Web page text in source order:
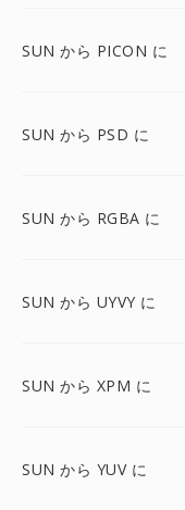
SUN から PICON に
SUN から PSD に
SUN から RGBA に
SUN から UYVY に
SUN から XPM に
SUN から YUV に